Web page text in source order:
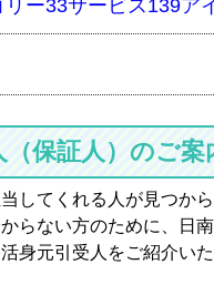
ー33サービス139ア
（保証人）のご案
してくれる人が見つか
らない方のために、日
身元引受人をご紹介い